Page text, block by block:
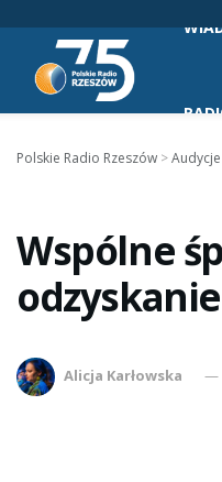
Polskie Radio Rzeszów >Audycje
Wspólne
Alicja Karłowska